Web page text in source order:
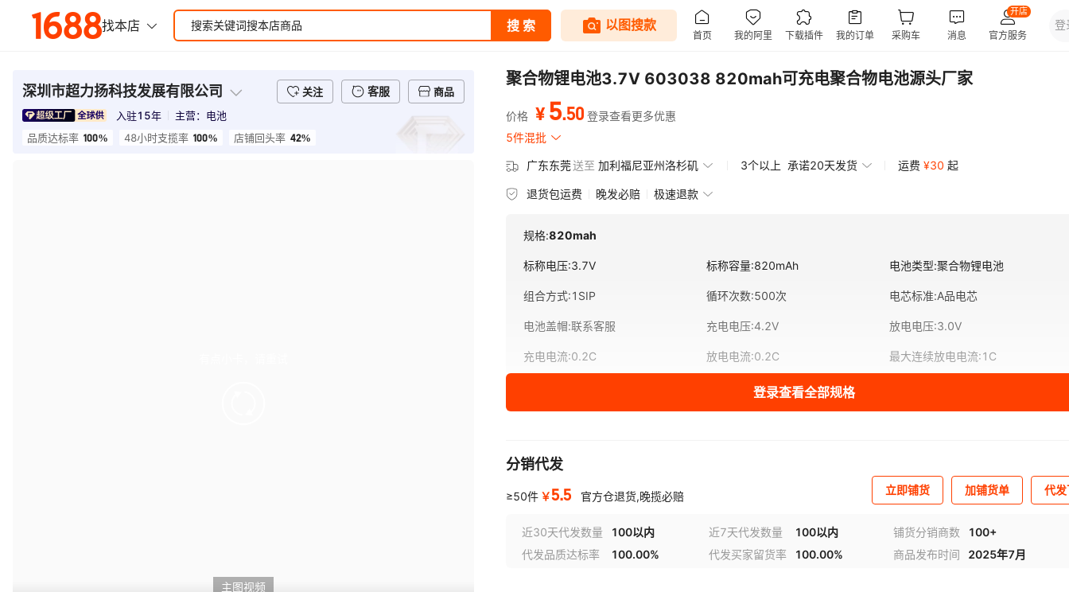
深圳市超力扬科技发展有限公司 关注 客服
商品
入驻15年 主营： 电池
品质达标率 100% 48小时支揽率 100% 店铺回头率 42%
主图视频
聚合物锂电池3.7V 603038 820mah可充电聚合物电池源头厂家
价格 ¥ 5.50 登录查看更多优惠
5件混批
广东东莞送至 加利福尼亚州洛杉矶 3个以上 承诺20天发货 运费 ¥30 起
退货包运费 晚发必赔 极速退款
规格:820mah
标称电压:3.7V 标称容量:820mAh 电池类型:聚合物锂电池
组合方式:1SIP 循环次数:500次 电芯标准:A品电芯
电池盖帽:联系客服 充电电压:4.2V 放电电压:3.0V
充电电流:0.2C 放电电流:0.2C 最大连续放电电流:1C
聚合物锂电池
5.5 库存 54388
登录查看全部规格
分销代发
≥50件 ￥5.5 官方仓退货,晚揽必赔 立即铺货 加铺货单 代
近30天代发数量 100以内 近7天代发数量 100以内 铺货分销商数
100+
代发品质达标率
100.00% 代发买家留货率 100.00% 商品发布时间 2025年7月